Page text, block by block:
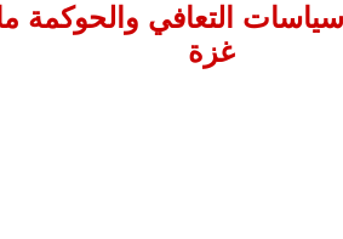
التعافي والحوكمة
غزة